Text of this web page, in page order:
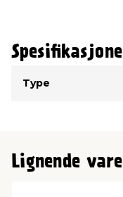
Type
Lignende